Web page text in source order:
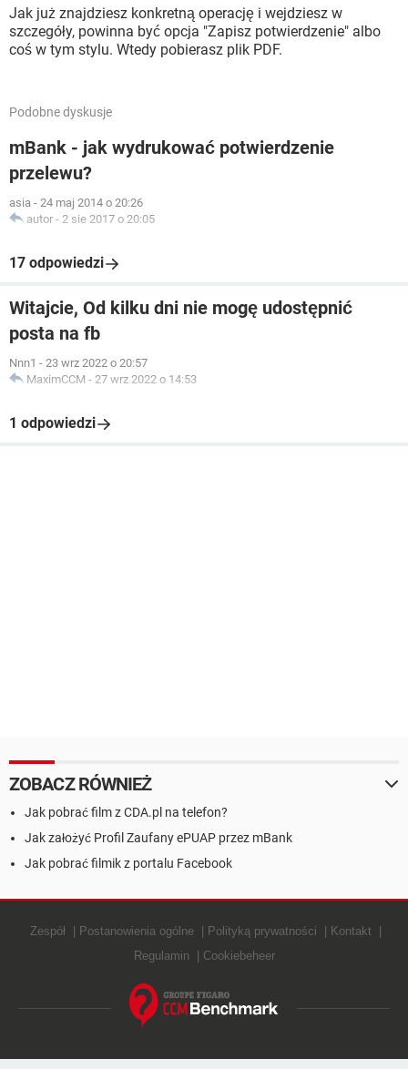
Jak już znajdziesz konkretną operację i wejdziesz w
szczegóły, powinna być opcja "Zapisz potwierdzenie" albo
coś w tym stylu. Wtedy pobierasz plik PDF.
Podobne dyskusje
mBank - jak wydrukować potwierdzenie
przelewu?
asia - 24 maj 2014 o 20:26
autor - 2 sie 2017 o 20:05
17 odpowiedzi
Witajcie, Od kilku dni nie mogę udostępnić
posta na fb
Nnn1 - 23 wrz 2022 o 20:57
MaximCCM - 27 wrz 2022 o 14:53
1 odpowiedzi
ZOBACZ RÓWNIEŻ
Jak pobrać film z CDA.pl na telefon?
Jak założyć Profil Zaufany ePUAP przez mBank
Jak pobrać filmik z portalu Facebook
Zespół Postanowienia ogólne Polityką prywatności
Kontakt
Regulamin
Cookiebeheer